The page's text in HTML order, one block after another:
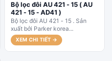
Bộ lọc đôi AU 421 - 15 ( AU
421 - 15 - AD41 )
Bộ lọc đôi AU 421 - 15 . Sản
xuất bởi Parker korea...
XEM CHI TIẾT →